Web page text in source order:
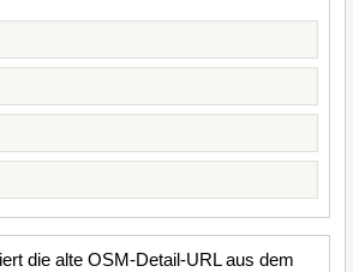
die alte OSM-Detail-URL aus dem